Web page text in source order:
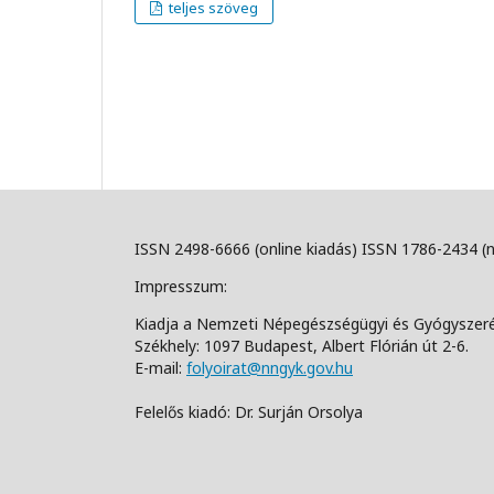
teljes szöveg
ISSN 2498-6666 (online kiadás) ISSN 1786-2434
Impresszum:
Kiadja a Nemzeti Népegészségügyi és
Székhely: 1097 Budapest, Albert Flórián út 2-6.
E-mail: folyoirat@nngyk.gov.hu
Felelős kiadó: Dr. Surján Orsolya